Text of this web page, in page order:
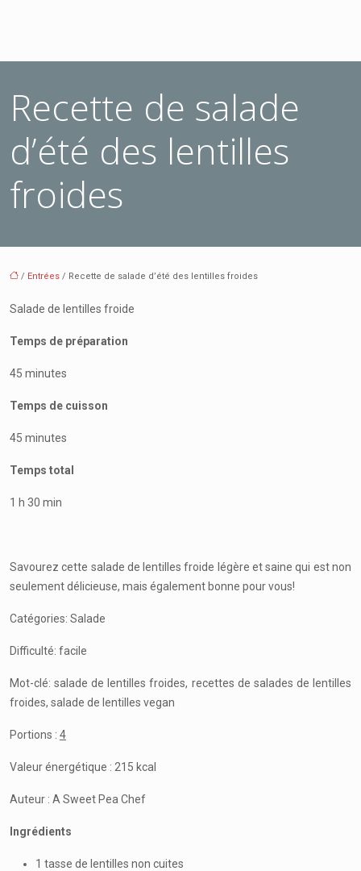
Recette de salade
d’été des lentilles
froides
/ Entrées / Recette de salade d’été des lentilles froides
Salade de lentilles froide
Temps de préparation
45 minutes
Temps de cuisson
45 minutes
Temps total
1 h 30 min
Savourez cette salade de lentilles froide légère et saine qui est non
seulement délicieuse, mais également bonne pour vous!
Catégories: Salade
Difficulté: facile
Mot-clé: salade de lentilles froides, recettes de salades de lentilles
froides, salade de lentilles vegan
Portions : 4
Valeur énergétique : 215 kcal
Auteur : A Sweet Pea Chef
Ingrédients
1 tasse de lentilles non cuites